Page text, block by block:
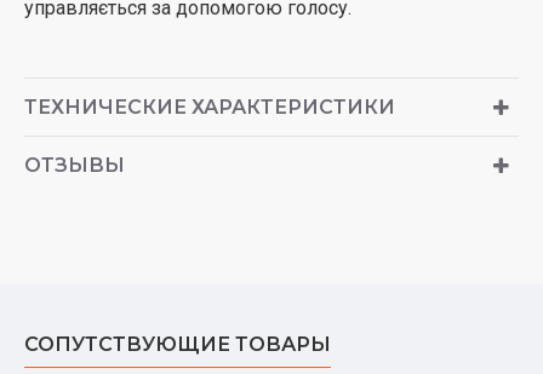
управляється за допомогою голосу.
ТЕХНИЧЕСКИЕ ХАРАКТЕРИСТИКИ
ОТЗЫВЫ
СОПУТСТВУЮЩИЕ ТОВАРЫ